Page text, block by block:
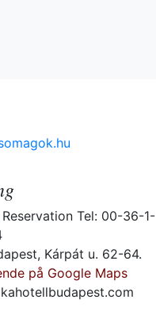
Tel: 00-36-1-
Kárpát u. 62-64.
på Google Maps